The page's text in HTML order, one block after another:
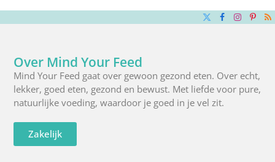
X
Facebook
Over Mind Your Feed
Mind Your Feed gaat over gewoon gezond eten. Over echt,
lekker, goed eten, gezond en bewust. Met liefde voor pure,
natuurlijke voeding, waardoor je goed in je vel zit.
Zakelijk